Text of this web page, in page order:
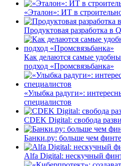
«Эталон»: ИТ в
Продуктовая разработка в
Как делаются самые
подход «Промсвязьбанка»
«Улыбка радуги»:
специалистов
CDEK Digital: свобода
Банки.ру: больше чем
Alfa Digital: нескучный